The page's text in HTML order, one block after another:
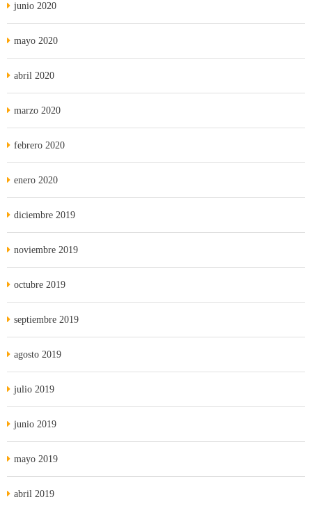
junio 2020
mayo 2020
abril 2020
marzo 2020
febrero 2020
enero 2020
diciembre 2019
noviembre 2019
octubre 2019
septiembre 2019
agosto 2019
julio 2019
junio 2019
mayo 2019
abril 2019